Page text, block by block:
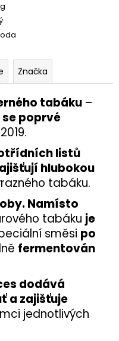
Značka
tabáku –
se poprvé
listů
hlubokou
tabáku.
Namísto
tabáku je
směsi po
fermentován
dodává
a zajišťuje
jednotlivých